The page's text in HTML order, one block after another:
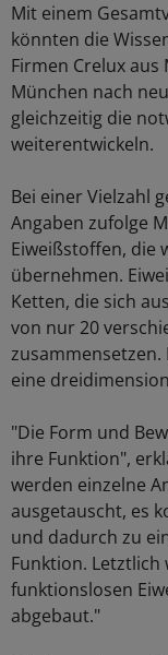
Mit einem
könnten die
Firmen Crelux
München nach
gleichzeitig die
weiterentwickeln.
Bei einer Vielzahl
Angaben zufolge
Eiweißstoffen, die
übernehmen.
Ketten, die sich
von nur 20
zusammensetzen.
eine
"Die Form und
ihre Funktion",
werden einzelne
ausgetauscht, es
und dadurch zu
Funktion.
funktionslosen
abgebaut."